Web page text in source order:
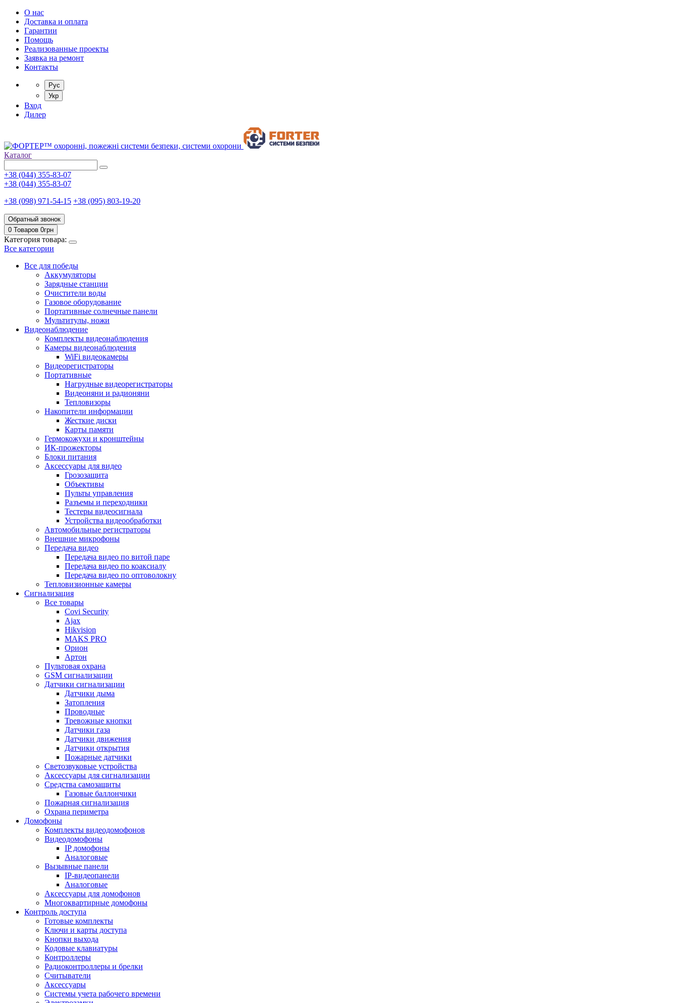
О нас
Доставка и оплата
Гарантии
Помощь
Реализованные проекты
Заявка на ремонт
Контакты
Рус
Укр
Вход
Дилер
Каталог
+38 (044) 355-83-07
+38 (044) 355-83-07
+38 (098) 971-54-15 +38 (095) 803-19-20
Обратный звонок
0 Товаров 0грн
Категория товара:
Все категории
Все для победы
Аккумуляторы
Зарядные станции
Очистители воды
Газовое оборудование
Портативные солнечные панели
Мультитулы, ножи
Видеонаблюдение
Комплекты видеонаблюдения
Камеры видеонаблюдения
WiFi видеокамеры
Видеорегистраторы
Портативные
Нагрудные видеорегистраторы
Видеоняни и радионяни
Тепловизоры
Накопители информации
Жесткие диски
Карты памяти
Гермокожухи и кронштейны
ИК-прожекторы
Блоки питания
Аксессуары для видео
Грозозащита
Объективы
Пульты управления
Разъемы и переходники
Тестеры видеосигнала
Устройства видеообработки
Автомобильные регистраторы
Внешние микрофоны
Передача видео
Передача видео по витой паре
Передача видео по коаксиалу
Передача видео по оптоволокну
Тепловизионные камеры
Сигнализация
Все товары
Covi Security
Ajax
Hikvision
MAKS PRO
Орион
Артон
Пультовая охрана
GSM сигнализации
Датчики сигнализации
Датчики дыма
Затопления
Проводные
Тревожные кнопки
Датчики газа
Датчики движения
Датчики открытия
Пожарные датчики
Светозвуковые устройства
Аксессуары для сигнализации
Средства самозащиты
Газовые баллончики
Пожарная сигнализация
Охрана периметра
Домофоны
Комплекты видеодомофонов
Видеодомофоны
IP домофоны
Аналоговые
Вызывные панели
IP-видеопанели
Аналоговые
Аксессуары для домофонов
Многоквартирные домофоны
Контроль доступа
Готовые комплекты
Ключи и карты доступа
Кнопки выхода
Кодовые клавиатуры
Контроллеры
Радиоконтроллеры и брелки
Считыватели
Аксессуары
Системы учета рабочего времени